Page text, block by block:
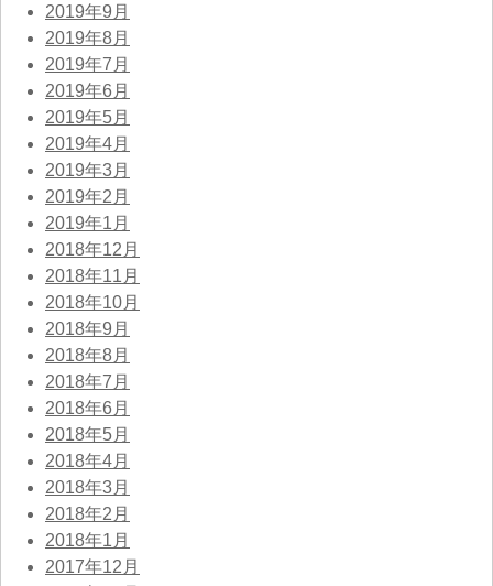
2019年9月
2019年8月
2019年7月
2019年6月
2019年5月
2019年4月
2019年3月
2019年2月
2019年1月
2018年12月
2018年11月
2018年10月
2018年9月
2018年8月
2018年7月
2018年6月
2018年5月
2018年4月
2018年3月
2018年2月
2018年1月
2017年12月